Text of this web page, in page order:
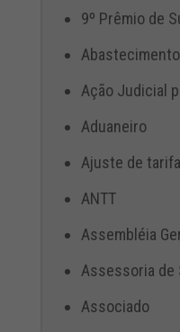
9º Prêmio de
Ação Judicial
Aduaneiro
Ajuste de
ANTT
Assembléia
Assessoria de
Associado